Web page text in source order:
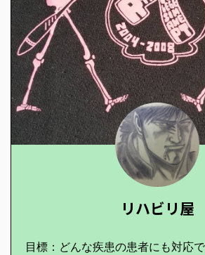
リハビリ屋
目標：どんな疾患の患者にも対応